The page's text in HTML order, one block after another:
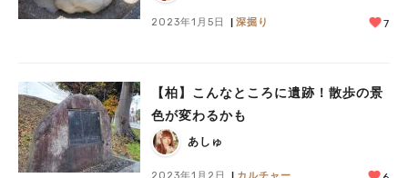
2023年1月5日 深掘り 7
【柏】こんなところに遺跡！散歩の景
色が変わるかも
あしゅ
2023年1月2日 カルチャー